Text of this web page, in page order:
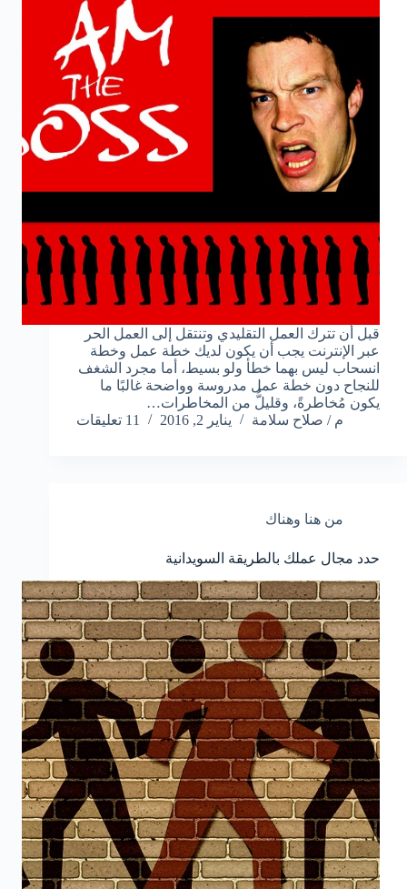
قبل أن تترك العمل التقليدي وتنتقل إلى العمل الحر
عبر الإنترنت يجب أن يكون لديك خطة عمل وخطة
انسحاب ليس بهما خطأ ولو بسيط، أما مجرد الشغف
للنجاح دون خطة عمل مدروسة وواضحة غالبًا ما
يكون مُخاطرةً، وقليلُّ من المخاطرات…
م / صلاح سلامة
يناير 2, 2016 11 تعليقات
من هنا وهناك
حدد مجال عملك بالطريقة السويدانية